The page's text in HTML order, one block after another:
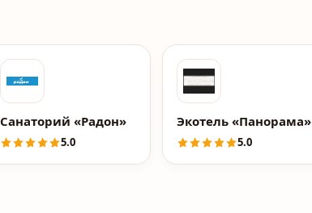
Санаторий «Радон»
5.0
Экотель «Панорама»
5.0